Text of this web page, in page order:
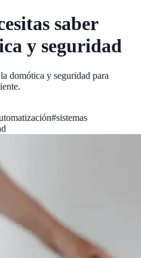
saber
y seguridad
domótica y seguridad para
#sistemas